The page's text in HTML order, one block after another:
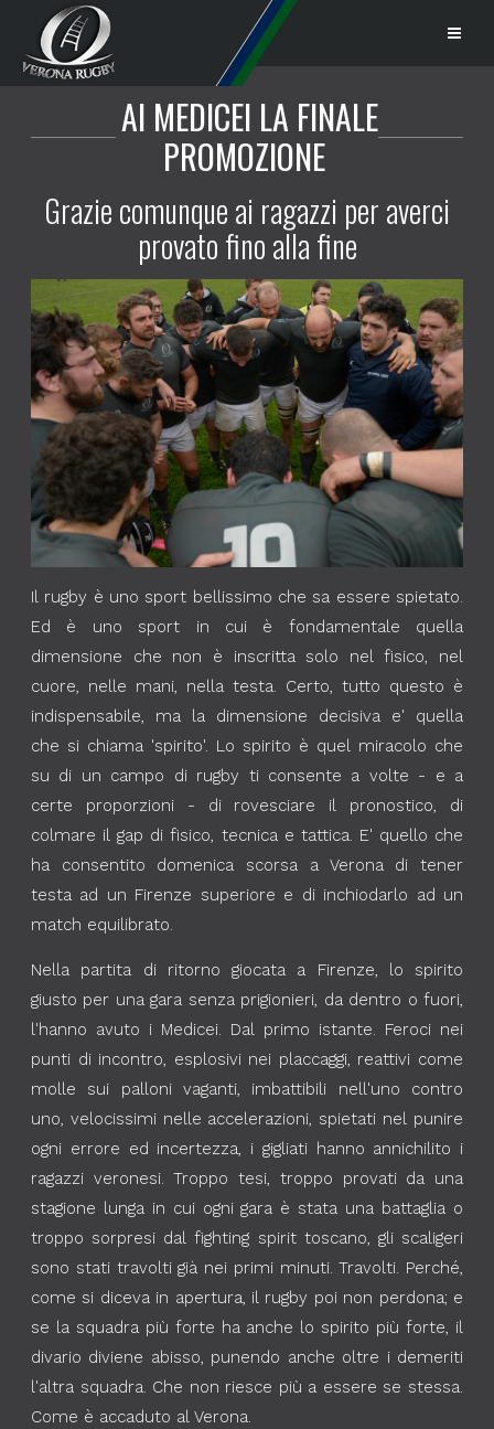
AI MEDICEI LA FINALE
PROMOZIONE
Grazie comunque ai ragazzi per averci
provato fino alla fine
Il rugby è uno sport bellissimo che sa essere spietato.
Ed è uno sport in cui è fondamentale quella
dimensione che non è inscritta solo nel fisico, nel
cuore, nelle mani, nella testa. Certo, tutto questo è
indispensabile, ma la dimensione decisiva e' quella
che si chiama 'spirito'. Lo spirito è quel miracolo che
su di un campo di rugby ti consente a volte - e a
certe proporzioni - di rovesciare il pronostico, di
colmare il gap di fisico, tecnica e tattica. E' quello che
ha consentito domenica scorsa a Verona di tener
testa ad un Firenze superiore e di inchiodarlo ad un
match equilibrato.
Nella partita di ritorno giocata a Firenze, lo spirito
giusto per una gara senza prigionieri, da dentro o fuori,
l'hanno avuto i Medicei. Dal primo istante. Feroci nei
punti di incontro, esplosivi nei placcaggi, reattivi come
molle sui palloni vaganti, imbattibili nell'uno contro
uno, velocissimi nelle accelerazioni, spietati nel punire
ogni errore ed incertezza, i gigliati hanno annichilito i
ragazzi veronesi. Troppo tesi, troppo provati da una
stagione lunga in cui ogni gara è stata una battaglia o
troppo sorpresi dal fighting spirit toscano, gli scaligeri
sono stati travolti già nei primi minuti. Travolti. Perché,
come si diceva in apertura, il rugby poi non perdona; e
se la squadra più forte ha anche lo spirito più forte, il
divario diviene abisso, punendo anche oltre i demeriti
l'altra squadra. Che non riesce più a essere se stessa.
Come è accaduto al Verona.